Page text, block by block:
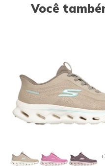
Você